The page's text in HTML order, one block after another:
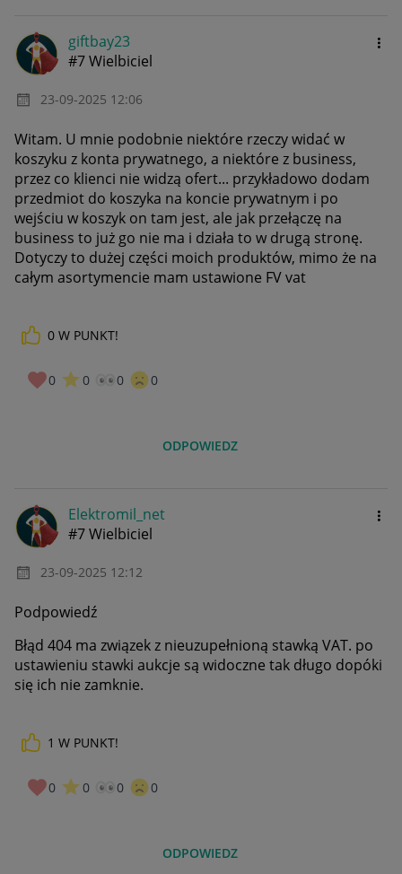
giftbay23
#7 Wielbiciel
‎23-09-2025 12:06
Witam. U mnie podobnie niektóre rzeczy widać w
koszyku z konta prywatnego, a niektóre z business,
przez co klienci nie widzą ofert... przykładowo dodam
przedmiot do koszyka na koncie prywatnym i po
wejściu w koszyk on tam jest, ale jak przełączę na
business to już go nie ma i działa to w drugą stronę.
Dotyczy to dużej części moich produktów, mimo że na
całym asortymencie mam ustawione FV vat
0 W PUNKT!
0 0 0 0
ODPOWIEDZ
Elektromil_net
#7 Wielbiciel
‎23-09-2025 12:12
Podpowiedź
Błąd 404 ma związek z nieuzupełnioną stawką VAT. po
ustawieniu stawki aukcje są widoczne tak długo dopóki
się ich nie zamknie.
1 W PUNKT!
0 0 0 0
ODPOWIEDZ